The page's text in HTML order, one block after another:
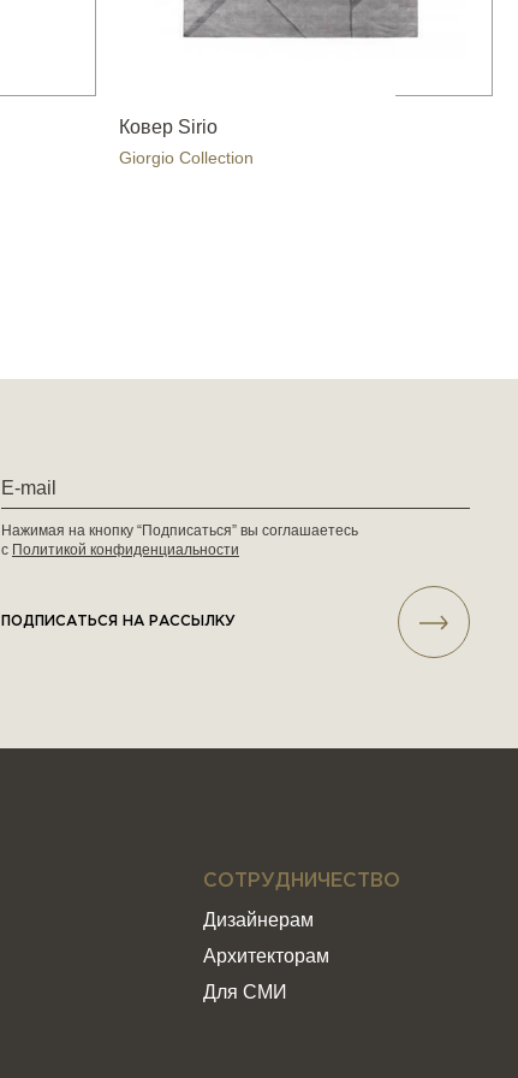
Ковер Sirio
Giorgio Collection
Нажимая на кнопку “Подписаться” вы соглашаетесь
с Политикой конфиденциальности
ПОДПИСАТЬСЯ НА РАССЫЛКУ
СОТРУДНИЧЕСТВО
Дизайнерам
Архитекторам
Для СМИ